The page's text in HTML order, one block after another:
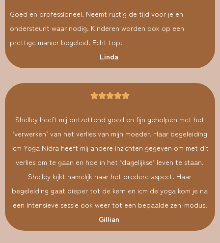
Goed en professioneel. Neemt rustig de tijd voor je en
ondersteunt waar nodig. Kinderen worden ook op een
prettige manier begeleid. Echt top!
Linda
Shelley heeft mij ontzettend goed en fijn geholpen met het
‘verwerken’ van het verlies van mijn moeder. Haar begeleiding
icm Yoga Nidra heeft mij andere inzichten gegeven om met dit
verlies om te gaan en hoe in het ‘dagelijkse’ leven te staan.
Shelley kijkt namelijk naar het bredere aspect. Haar
begeleiding gaat dieper tot de kern en icm de yoga kom je na
een intensieve sessie ook weer tot een bepaalde zen-modus.
Gillian